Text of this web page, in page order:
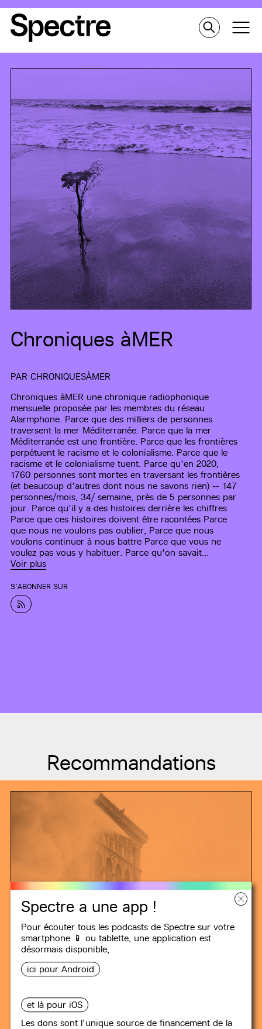
Spectre a une app !
Pour écouter tous les podcasts de Spectre sur votre
smartphone 📱 ou tablette, uneapplication est
désormais disponible,
ici pour Android
et là pour iOS
Les dons sont l'unique source de financement de la
Chroniques àMER
PARCHRONIQUESÀMER
Chroniques àMER une chronique radiophonique
mensuelle proposée par les membres du réseau
Alarmphone. Parce que des milliers de personnes
traversent la mer Méditerranée. Parce que la mer
Méditerranée est une frontière. Parce que les frontières
perpétuent le racisme et le colonialisme. Parce que le
racisme et le colonialisme tuent. Parce qu'en 2020,
1760 personnes sont mortes en traversant les frontières
(et beaucoup d'autres dont nous ne savons rien) -- 147
personnes/mois, 34/ semaine, près de 5 personnes par
jour. Parce qu'il y a des histoires derrière les chiffres
Parce que ces histoires doivent être racontées Parce
que nous ne voulons pas oublier, Parce que nous
voulons continuer à nous battre Parce que vous ne
voulez pas vous y habituer. Parce qu'on savait...
Voir plus
S’ABONNER SUR
Recommandations
MINUIT DANS LE SIÈCLE